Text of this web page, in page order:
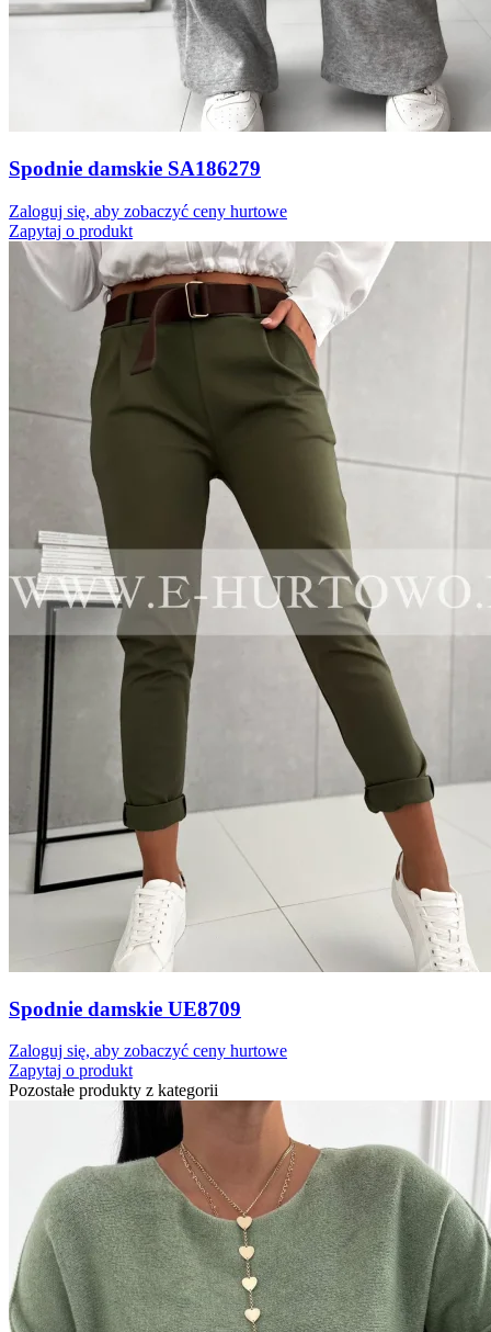
Spodnie damskie SA186279
Zaloguj się, aby zobaczyć ceny hurtowe
Zapytaj o produkt
Spodnie damskie UE8709
Zaloguj się, aby zobaczyć ceny hurtowe
Zapytaj o produkt
Pozostałe produkty z kategorii